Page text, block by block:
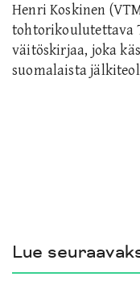
Henri Koskinen
tohtorikoulutettava
väitöskirjaa, joka
suomalaista
Lue